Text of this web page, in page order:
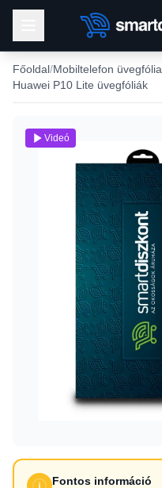
Főoldal Mobiltelefon üvegfólia
Huawei P10 Lite üvegfóliák
Fontos információ
Videó